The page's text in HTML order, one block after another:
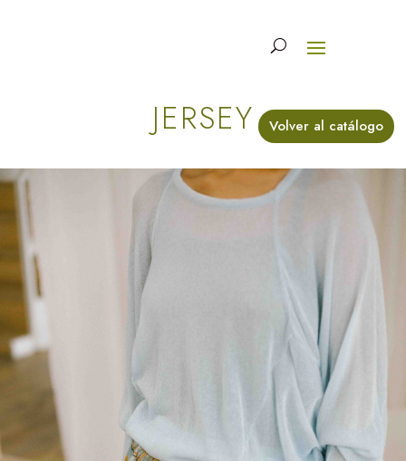
Volver al catálogo
JERSEY